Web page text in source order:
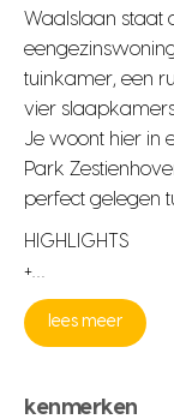
Waalslaan staat
tuinkamer, een
vier
Je woont hier in
Park
perfect gelegen
HIGHLIGHTS
+…
lees meer
kenmerken